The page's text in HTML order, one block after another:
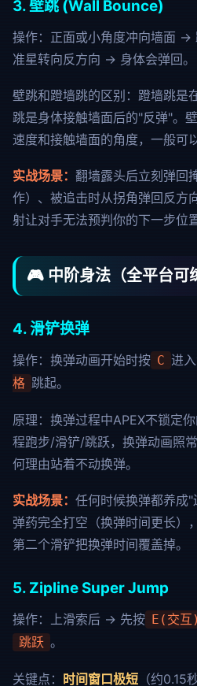
3. 壁跳 (Wall Bounce)
操作：正面或小角度冲向墙面
准星转向反方向 → 身体会弹回。
壁跳和蹬墙跳的区别：蹬墙跳是
跳是身体接触墙面后的"反弹"。
速度和接触墙面的角度，一般可
实战场景： 翻墙露头后立刻弹回
作）、被追击时从拐角弹回反方
射让对手无法预判你的下一步位置
🎮 中阶身法（全平台可
4. 滑铲换弹
操作：换弹动画开始时按 C 进
格 跳起。
原理：换弹过程中APEX不锁定
程跑步/滑铲/跳跃，换弹动画照
何理由站着不动换弹。
实战场景： 任何时候换弹都养成
弹药完全打空（换弹时间更长）
第二个滑铲把换弹时间覆盖掉。
5. Zipline Super Jump
操作：上滑索后 → 先按 E(交互)
跳跃 。
关键点： 时间窗口极短 （约0.15